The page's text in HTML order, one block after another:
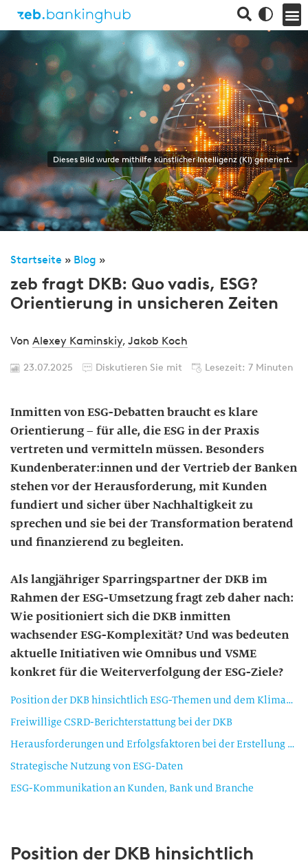
Dieses Bild wurde mithilfe künstlicher Intelligenz (KI) generiert.
Startseite » Blog »
zeb fragt DKB: Quo vadis, ESG?
Orientierung in unsicheren Zeiten
Von Alexey Kaminskiy, Jakob Koch
23.07.2025 Diskutieren Sie mit Lesezeit: 7 Minuten
Inmitten von ESG-Debatten braucht es klare
Orientierung – für alle, die ESG in der Praxis
vertreten und vermitteln müssen. Besonders
Kundenberater:innen und der Vertrieb der Banken
stehen vor der Herausforderung, mit Kunden
fundiert und sicher über Nachhaltigkeit zu
sprechen und sie bei der Transformation beratend
und finanzierend zu begleiten.
Als langjähriger Sparringspartner der DKB im
Rahmen der ESG-Umsetzung fragt zeb daher nach:
Wie positioniert sich die DKB inmitten
wachsender ESG-Komplexität? Und was bedeuten
aktuelle Initiativen wie Omnibus und VSME
konkret für die Weiterverfolgung der ESG-Ziele?
Position der DKB hinsichtlich ESG-Themen und dem Klimawandel
Freiwillige CSRD-Berichterstattung bei der DKB
Herausforderungen und Erfolgsfaktoren bei der Erstellung des CSRD-Berichts
Strategische Nutzung von ESG-Daten
ESG-Kommunikation an Kunden, Bank und Branche
Position der DKB hinsichtlich